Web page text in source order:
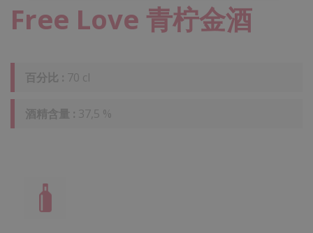
Free Love 青柠金酒
百分比 : 70 cl
酒精含量 : 37,5 %